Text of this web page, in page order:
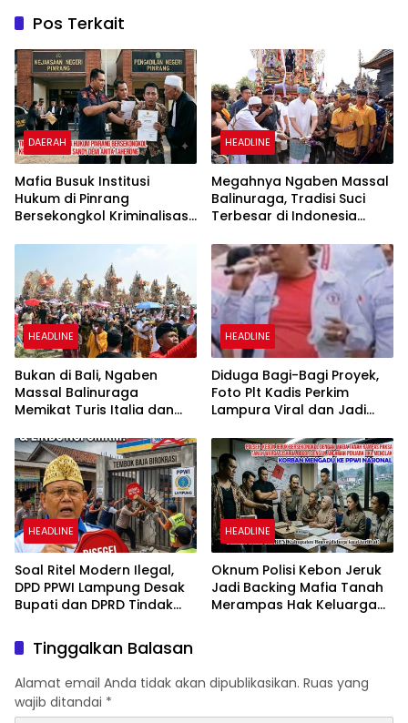
Pos Terkait
DAERAH
Mafia Busuk Institusi
Hukum di Pinrang
Bersekongkol Kriminalisasi
HEADLINE
Megahnya Ngaben Massal
Balinuraga, Tradisi Suci
Terbesar di Indonesia
dan Merekatkan Ikatan
Keluarga
HEADLINE
Bukan di Bali, Ngaben
Massal Balinuraga
Memikat Turis Italia dan
HEADLINE
Diduga Bagi-Bagi Proyek,
Foto Plt Kadis Perkim
Lampura Viral dan Jadi
Netizen
HEADLINE
Soal Ritel Modern Ilegal,
DPD PPWI Lampung Desak
Bupati dan DPRD Tindak
No 02/2016
HEADLINE
Oknum Polisi Kebon Jeruk
Jadi Backing Mafia Tanah
Merampas Hak Keluarga
Tinggalkan Balasan
Alamat email Anda tidak akan dipublikasikan. Ruas yang
wajib ditandai *